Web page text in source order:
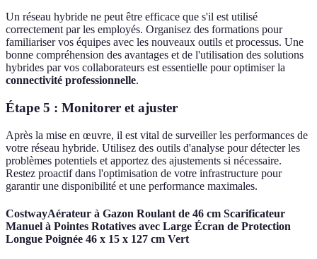
Un réseau hybride ne peut être efficace que s'il est utilisé
correctement par les employés. Organisez des formations pour
familiariser vos équipes avec les nouveaux outils et processus. Une
bonne compréhension des avantages et de l'utilisation des solutions
hybrides par vos collaborateurs est essentielle pour optimiser la
connectivité professionnelle.
Étape 5 : Monitorer et ajuster
Après la mise en œuvre, il est vital de surveiller les performances de
votre réseau hybride. Utilisez des outils d'analyse pour détecter les
problèmes potentiels et apportez des ajustements si nécessaire.
Restez proactif dans l'optimisation de votre infrastructure pour
garantir une disponibilité et une performance maximales.
CostwayAérateur à Gazon Roulant de 46 cm Scarificateur
Manuel à Pointes Rotatives avec Large Écran de Protection
Longue Poignée 46 x 15 x 127 cm Vert